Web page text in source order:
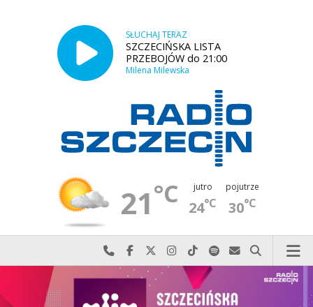
SŁUCHAJ TERAZ
SZCZECIŃSKA LISTA
PRZEBOJÓW do 21:00
Milena Milewska
21°C jutro
24°C
pojutrze
30°C
Najlepiej po prostu do nas zadzwoń
Odwiedź nas na Facebook-u
Odwiedź nas na X
Odwiedź nas na Instagram-ie
Odwiedź nas na TikTok-u
Szukaj nas na Spotify
Wyślij do nas
Szukaj